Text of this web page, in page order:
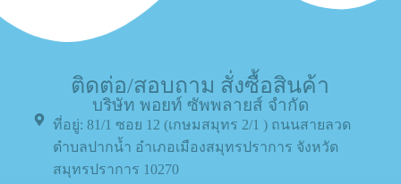
ติดต่อ/สอบถาม สั่งซื้อสินค้า
บริษัท พอยท์ ซัพพลายส์ จำกัด
ที่อยู่: 81/1 ซอย 12 (เกษมสมุทร 2/1 ) ถนนสายลวด
ตำบลปากน้ำ อำเภอเมืองสมุทรปราการ จังหวัด
สมุทรปราการ 10270